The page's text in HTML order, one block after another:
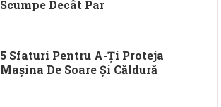
Scumpe Decât Par
5 Sfaturi Pentru A-Ți Proteja
Mașina De Soare Și Căldură